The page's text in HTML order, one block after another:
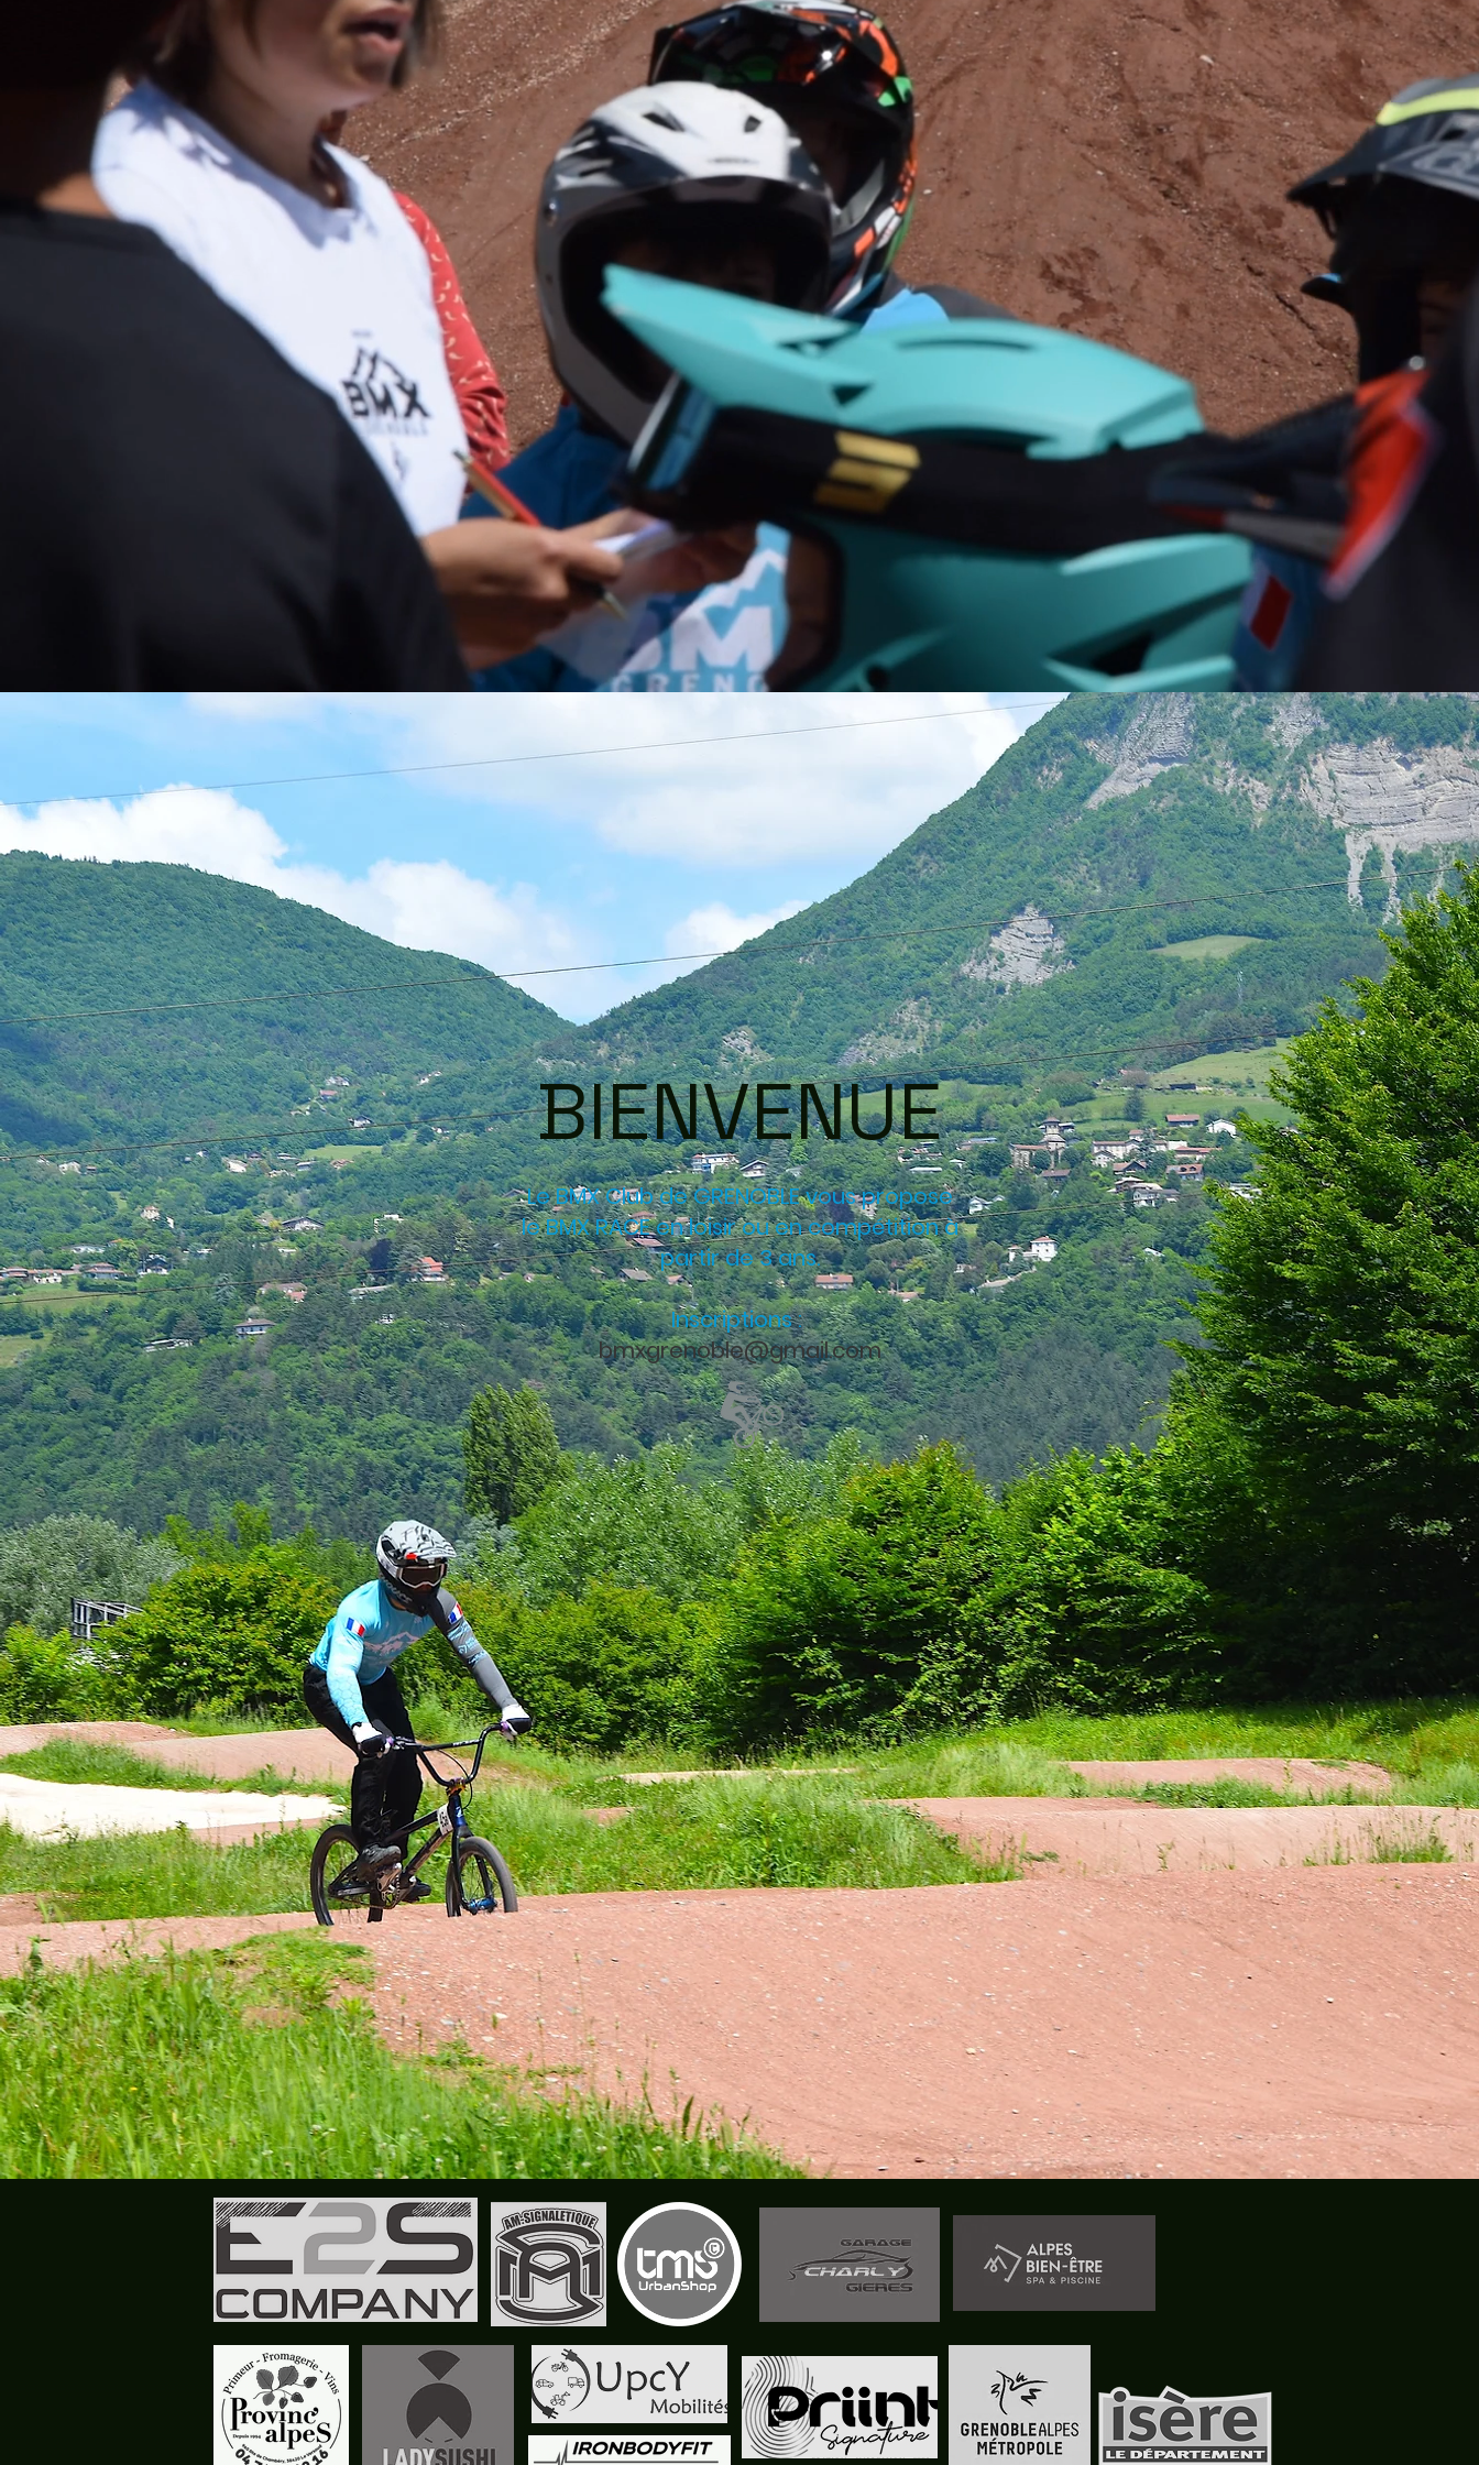
BIENVENUE
Le BMX Club de GRENOBLE vous propose
le BMX RACE en loisir ou en compétition à
partir de 3 ans.
Inscriptions :
bmxgrenoble@gmail.com